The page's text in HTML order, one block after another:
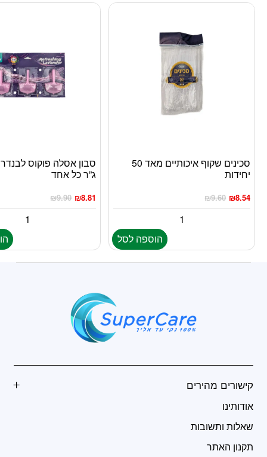
סכינים שקוף איכותיים מאד 50
יחידות
₪9.60 ₪8.54
הוספה לסל
ג”ר כל אחד
₪9.90 ₪8.81
קישורים מהירים
אודותינו
שאלות ותשובות
תקנון האתר